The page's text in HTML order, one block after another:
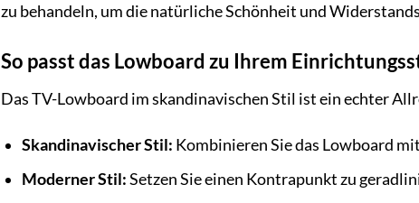
zu behandeln, um die natürliche Schönheit und
So passt das Lowboard zu Ihrem
Das TV-Lowboard im skandinavischen Stil ist ein echter
Skandinavischer Stil: Kombinieren Sie das Lowboard
Moderner Stil:Setzen Sie einen Kontrapunkt zu